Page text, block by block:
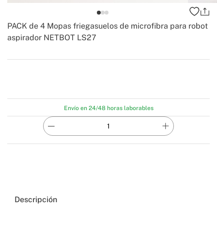
PACK de 4 Mopas friegasuelos de microfibra para robot
aspirador NETBOT LS27
Create
Envío en 24/48 horas laborables
Descripción